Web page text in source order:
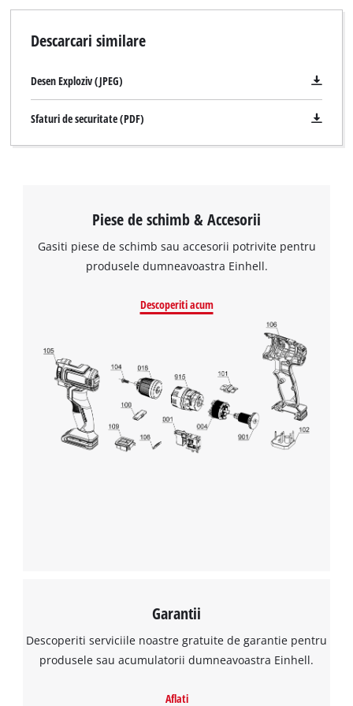
of
used.
Consent
Descarcari similare
Desen Exploziv (JPEG)
Sfaturi de securitate (PDF)
Piese de schimb & Accesorii
Gasiti piese de schimb sau accesorii potrivite pentru
produsele dumneavoastra Einhell.
Descoperiti acum
Garantii
Descoperiti serviciile noastre gratuite de garantie pentru
produsele sau acumulatorii dumneavoastra Einhell.
Aflati